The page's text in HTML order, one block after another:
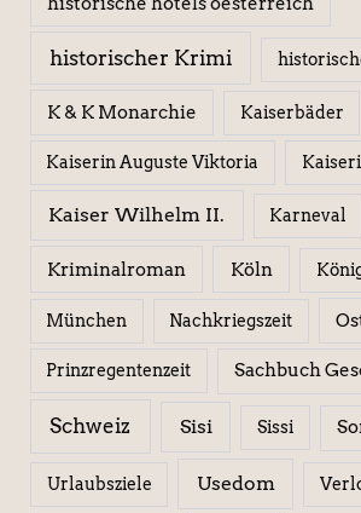
historischer Krimi
K & K Monarchie Kaiserbäder
Kaiserin Auguste Viktoria
Kaiser Wilhelm II. Karneval
Kriminalroman Köln
München Nachkriegszeit
Prinzregentenzeit Sachbuch
Schweiz Sisi Sissi
Urlaubsziele Usedom